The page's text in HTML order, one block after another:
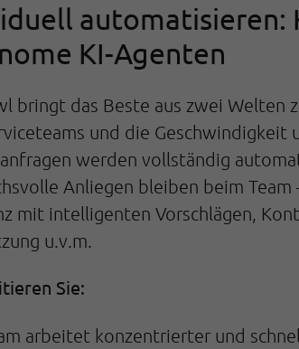
automatisieren:
KI-Agenten
bringt das Beste aus zwei Welten
und die Geschwindigkeit
werden vollständig
Anliegen bleiben beim
mit intelligenten Vorschlägen,
u.v.m.
Sie:
arbeitet konzentrierter und